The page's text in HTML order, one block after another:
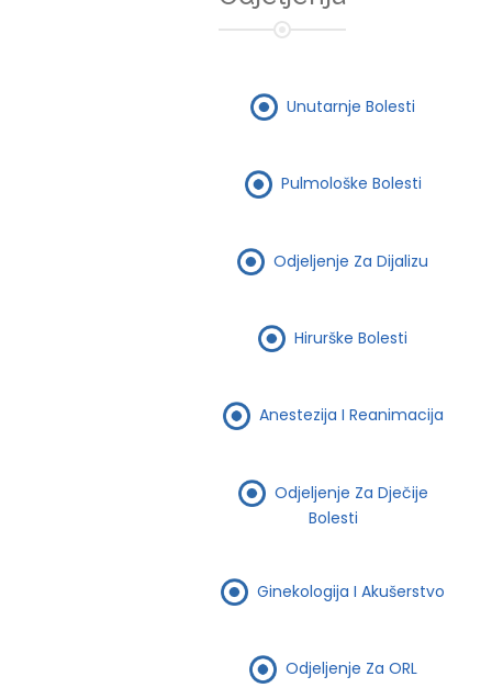
Unutarnje Bolesti
Pulmološke Bolesti
Odjeljenje Za Dijalizu
Hirurške Bolesti
Anestezija I Reanimacija
Odjeljenje Za Dječije
Bolesti
Ginekologija I Akušerstvo
Odjeljenje Za ORL